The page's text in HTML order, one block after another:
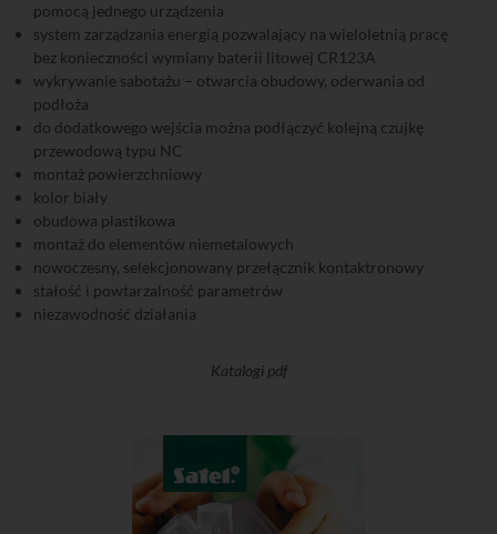
pomocą jednego urządzenia
system zarządzania energią pozwalający na wieloletnią pracę
bez konieczności wymiany baterii litowej CR123A
wykrywanie sabotażu – otwarcia obudowy, oderwania od
podłoża
do dodatkowego wejścia można podłączyć kolejną czujkę
przewodową typu NC
montaż powierzchniowy
kolor biały
obudowa plastikowa
montaż do elementów niemetalowych
nowoczesny, selekcjonowany przełącznik kontaktronowy
stałość i powtarzalność parametrów
niezawodność działania
Katalogi pdf